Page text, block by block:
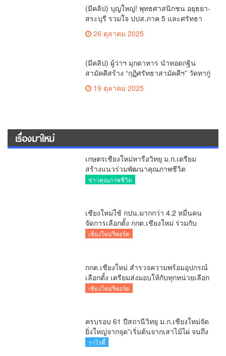
เผาทำลายยาเสพติดทิ้งทันทีหากจับได้
(มีคลิป) บุญใหญ่! พุทธศาสนิกชน อยุธยา-
สระบุรี รวมใจ ปปส.ภาค 5 และศรัทธา
เชียงใหม่ ทอดกฐินสามัคคี วัดร้องอ้อ
26 ตุลาคม 2025
(มีคลิป) ผู้ว่าฯ มุกดาหาร นำทอดกฐิน
สามัคคีสร้าง “กุฏิศรัทธาสามัคคีฯ” วัดทากู่
19 ตุลาคม 2025
เรื่องมาใหม่
เกษตรเชียงใหม่หารือวิทยุ ม.ก.เตรียม
สร้างแนวร่วมพัฒนาคุณภาพชีวิต
เกษตรกร สื่อสารข้อมูลถูกต้องขับเคลื่อน
ข่าวคุณภาพชีวิต
เชียงใหม่ใช้ กปน.มากกว่า 4.2 หมื่นคน
จัดการเลือกตั้ง กกต.เชียงใหม่ ร่วมกับ
นายอำเภอหางดง ตรวจความเรียบร้อย
เชียงใหม่รีพอร์ต
กกต.เชียงใหม่ สำรวจความพร้อมอุปกรณ์
เลือกตั้ง เตรียมส่งมอบให้กับทุกหน่วยเลือก
ตั้งในวันพรุ่งนี้
เชียงใหม่รีพอร์ต
ครบรอบ 61 ปีสถานีวิทยุ ม.ก.เชียงใหม่จัด
ยิ่งใหญ่จากจุด”เริ่มต้นจากเสาไม้ไผ่ จนถึง
วันที่มี KURplus ในวันนี้”
วาไรตี้